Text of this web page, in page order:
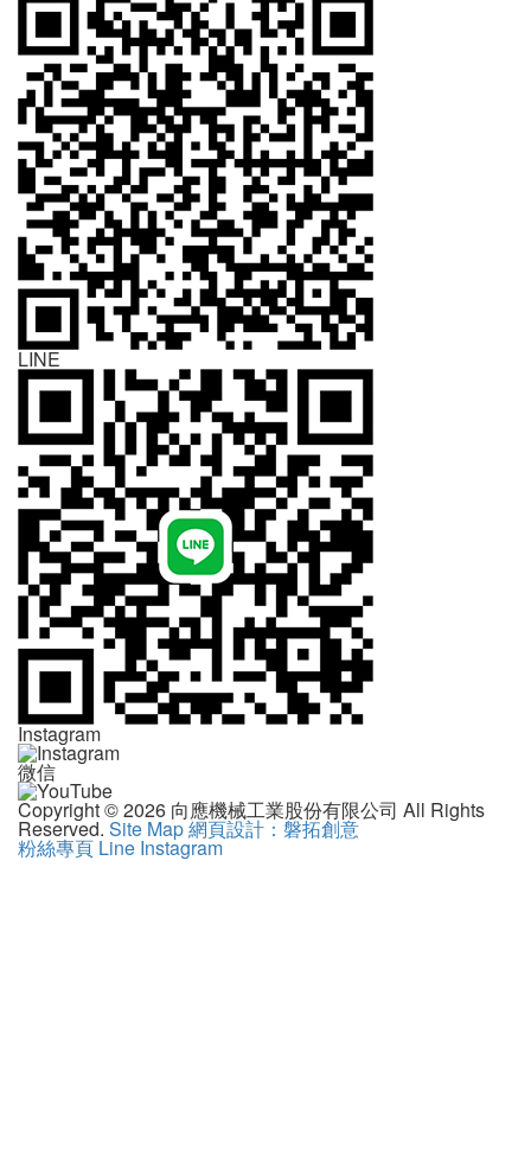
LINE
Instagram
微信
Copyright © 2026 向應機械工業股份有限公司 All Rights
Reserved. Site Map網頁設計：磐拓創意
粉絲專頁 Line Instagram